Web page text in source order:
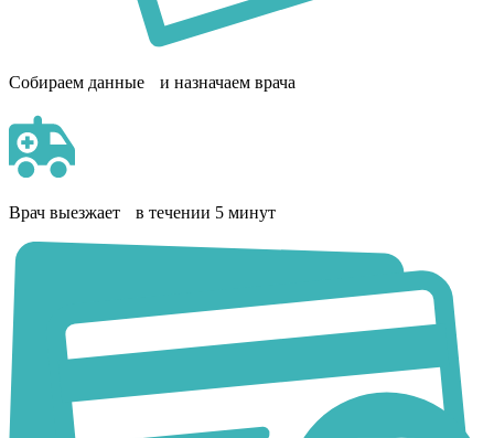
Собираем данные и назначаем врача
Врач выезжает в течении 5 минут